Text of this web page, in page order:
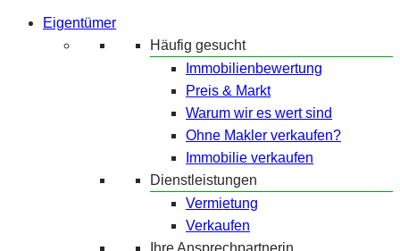
Eigentümer
Häufig gesucht
Immobilienbewertung
Preis & Markt
Warum wir es wert sind
Ohne Makler verkaufen?
Immobilie verkaufen
Dienstleistungen
Vermietung
Verkaufen
Ihre Ansprechpartnerin